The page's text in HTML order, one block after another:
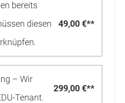
bereits
diesen
49,00 €**
– Wir
Tenant.
299,00 €**